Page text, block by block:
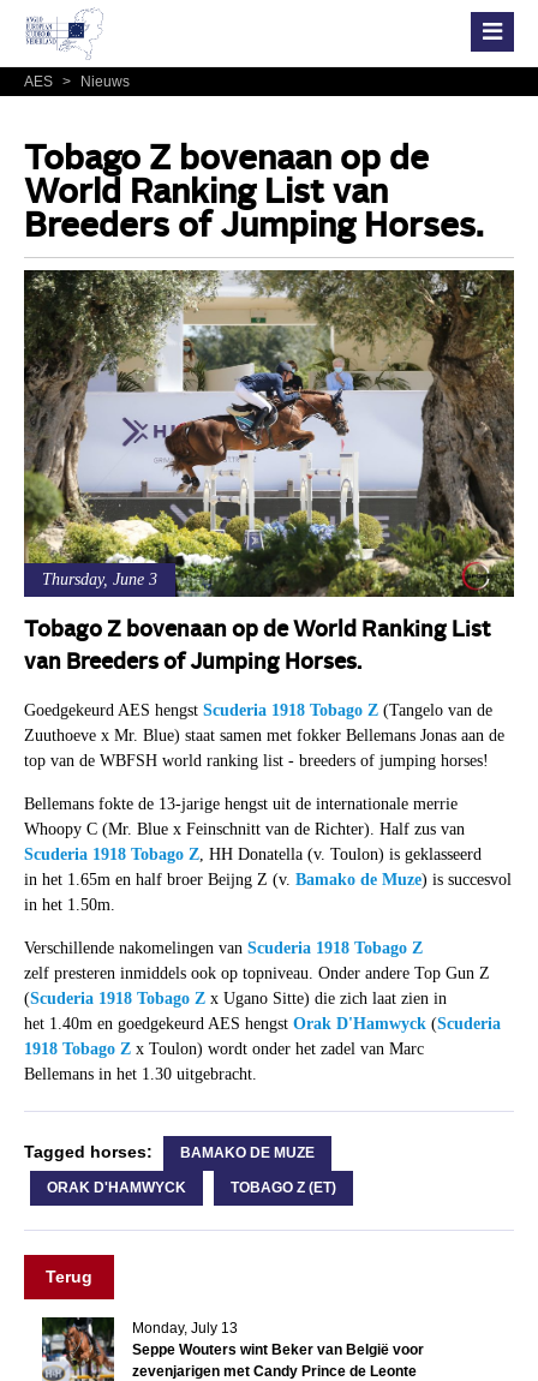
AES > Nieuws
Tobago Z bovenaan op de
World Ranking List van
Breeders of Jumping Horses.
Thursday, June 3
Tobago Z bovenaan op de World Ranking List
van Breeders of Jumping Horses.
Goedgekeurd AES hengst Scuderia 1918 Tobago Z (Tangelo van de
Zuuthoeve x Mr. Blue) staat samen met fokker Bellemans Jonas aan de
top van de WBFSH world ranking list - breeders of jumping horses!
Bellemans fokte de 13-jarige hengst uit de internationale merrie
Whoopy C (Mr. Blue x Feinschnitt van de Richter). Half zus van
Scuderia 1918 Tobago Z, HH Donatella (v. Toulon) is geklasseerd
in het 1.65m en half broer Beijng Z (v. Bamako de Muze) is succesvol
in het 1.50m.
Verschillende nakomelingen van Scuderia 1918 Tobago Z
zelf presteren inmiddels ook op topniveau. Onder andere Top Gun Z
(Scuderia 1918 Tobago Zx Ugano Sitte) die zich laat zien in
het 1.40m en goedgekeurd AES hengst Orak D'Hamwyck(Scuderia
1918 Tobago Zx Toulon) wordt onder het zadel van Marc
Bellemans in het 1.30 uitgebracht.
Tagged horses: BAMAKO DE MUZE
ORAK D'HAMWYCK TOBAGO Z (ET)
Terug
Monday, July 13
Seppe Wouters wint Beker van België voor
zevenjarigen met Candy Prince de Leonte